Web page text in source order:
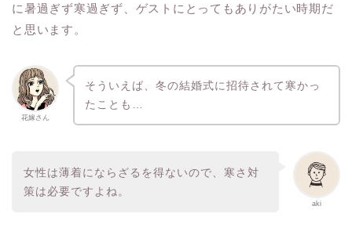
に暑過ぎず寒過ぎず、ゲストにとってもありがたい時期だ
と思います。
花嫁さん
そういえば、冬の結婚式に招待されて寒かっ
たことも…
aki
女性は薄着にならざるを得ないので、寒さ対
策は必要ですよね。